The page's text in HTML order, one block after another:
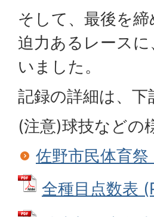
そして、最後を
迫力あるレース
いました。
記録の詳細は、
(注意)球技などの
佐野市民体育
全種目点数表